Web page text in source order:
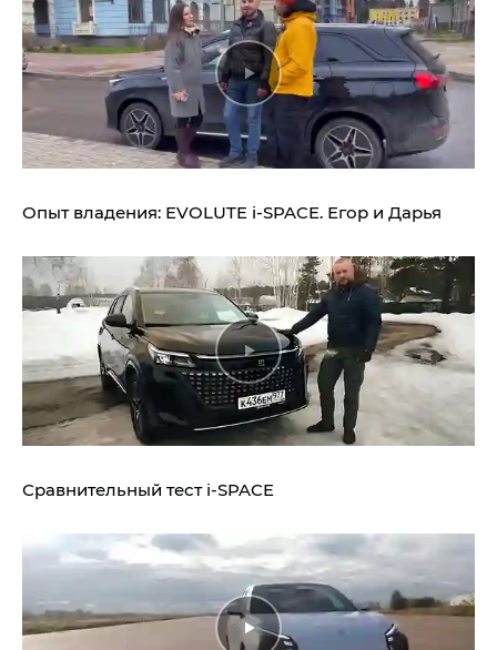
Опыт владения: EVOLUTE i‑SPACE. Егор и Дарья
Сравнительный тест i‑SPACE